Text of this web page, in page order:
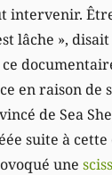
intervenir.
lâche »,
en raison de
de Sea
suite à
une